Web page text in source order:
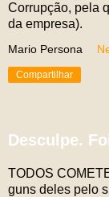
Corrupção, pela
da empresa).
Mario Persona
Compartilhar
Desculpe.
TODOS
guns deles pelo